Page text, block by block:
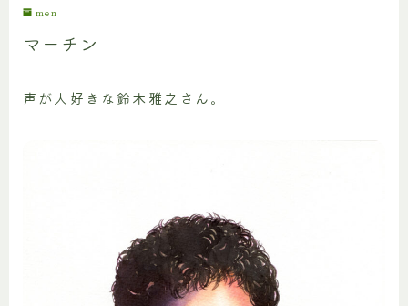
men
マーチン
声が大好きな鈴木雅之さん。